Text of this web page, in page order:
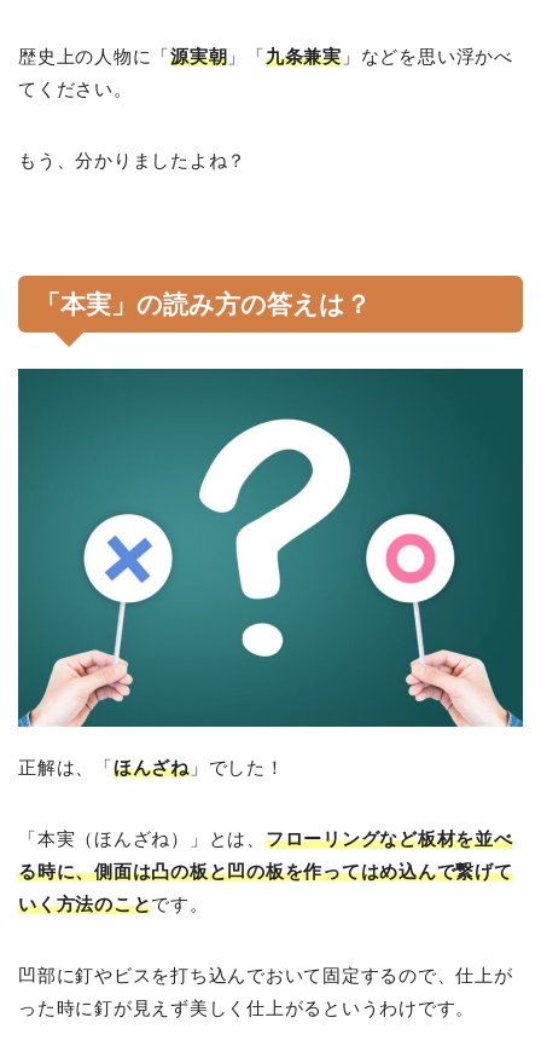
歴史上の人物に「源実朝 」「九条兼実」などを思い浮かべ
てください。
もう、分かりましたよね？
「本実」の読み方の答えは？
正解は、「ほんざね」でした！
「本実（ほんざね）」とは、 フローリングなど板材を並べ
る時に、側面は凸の板と凹の板を作ってはめ込んで繋げて
いく方法のことです。
凹部に釘やビスを打ち込んでおいて固定するので、仕上が
った時に釘が見えず美しく仕上がるというわけです。